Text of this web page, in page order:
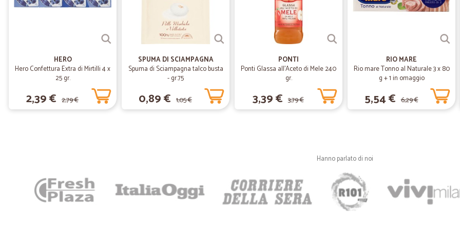
Ottimo servizi e corrieri gentilissimi
Leonardo T.
tutto ok, manca solo la consegna
molto però un bel 4 stelle lo
Paola G.
HERO
Hero Confettura Extra di Mirtilli 4 x
25 gr.
2,39 € 2,79 €
SPUMA DI SCIAMPAGNA
Spuma di Sciampagna talco busta
- gr.75
0,89 € 1,05 €
PONTI
Ponti Glassa all'Aceto di Mele 240
gr.
3,39 € 3,79 €
RIO MARE
Rio mare Tonno al Naturale 3 x 80
g + 1 in omaggio
5,54 € 6,29 €
Hanno parlato di noi